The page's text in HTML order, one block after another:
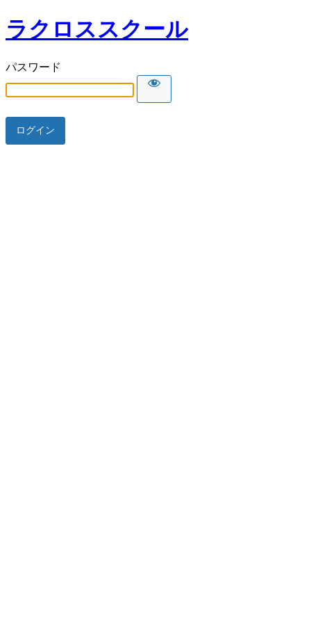
ラクロススクール
パスワード